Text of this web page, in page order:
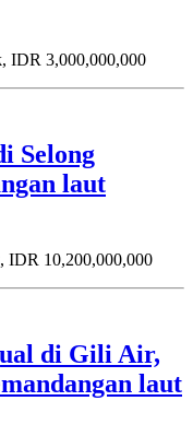
IDR 3,000,000,000
Selong
laut
IDR 10,200,000,000
di Gili Air,
laut